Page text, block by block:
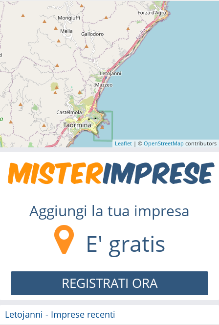
Leaflet | © OpenStreetMap contributors
Aggiungi la tua impresa
E' gratis
REGISTRATI ORA
Letojanni - Imprese recenti